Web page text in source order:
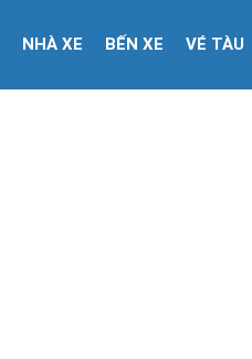
NHÀ XE BẾN XE VÉ TÀU